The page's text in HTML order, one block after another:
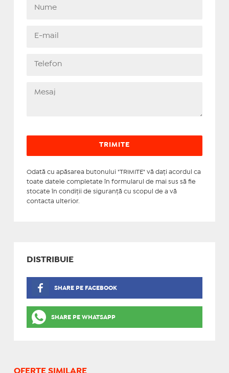
Odată cu apăsarea butonului "TRIMITE" vă daţi acordul ca
toate datele completate în formularul de mai sus să fie
stocate în condiţii de siguranţă cu scopul de a vă
contacta ulterior.
DISTRIBUIE
SHARE PE FACEBOOK
SHARE PE WHATSAPP
OFERTE SIMILARE